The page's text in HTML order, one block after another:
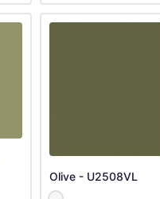
Olive - U2508VL